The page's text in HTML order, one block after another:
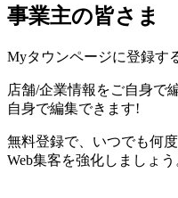
事業主の皆さま
Myタウンページに登録す
店舗/企業情報をご自身で
自身で編集できます!
無料登録で、いつでも何
Web集客を強化しましょう